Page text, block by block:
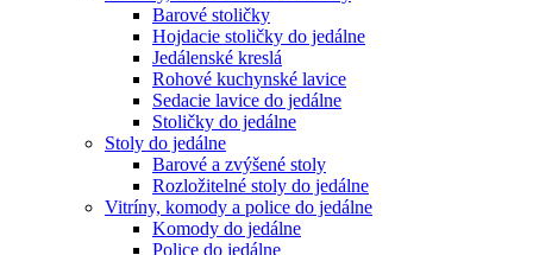
Barové stoličky
Hojdacie stoličky do jedálne
Jedálenské kreslá
Rohové kuchynské lavice
Sedacie lavice do jedálne
Stoličky do jedálne
Stoly do jedálne
Barové a zvýšené stoly
Rozložitelné stoly do jedálne
Vitríny, komody a police do jedálne
Komody do jedálne
Police do jedálne